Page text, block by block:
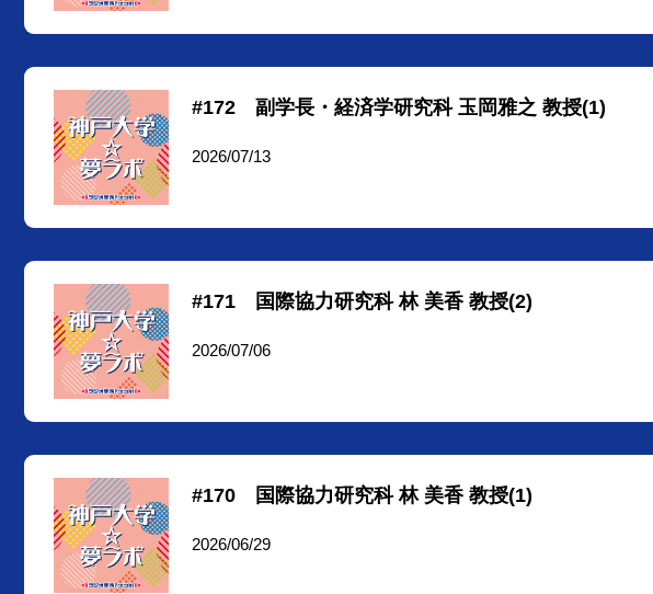
#172 副学長・経済学研究科 玉岡雅之 教授(1)
2026/07/13
#171 国際協力研究科 林 美香 教授(2)
2026/07/06
#170 国際協力研究科 林 美香 教授(1)
2026/06/29